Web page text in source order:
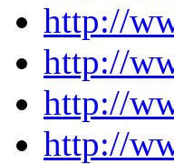
http://
http://
http://
http://